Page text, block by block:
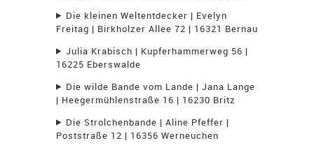
Die kleinen Weltentdecker | Evelyn
Freitag | Birkholzer Allee 72 | 16321 Bernau
Julia Krabisch | Kupferhammerweg 56 |
16225 Eberswalde
Die wilde Bande vom Lande | Jana Lange
| Heegermühlenstraße 16 | 16230 Britz
Die Strolchenbande | Aline Pfeffer |
Poststraße 12 | 16356 Werneuchen